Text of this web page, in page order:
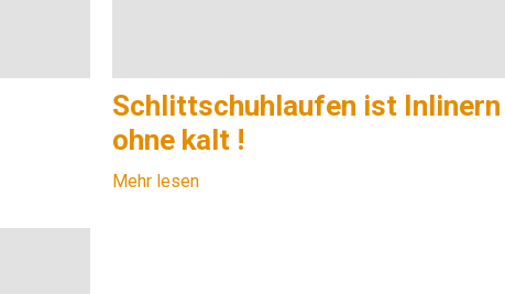
Schlittschuhlaufen ist Inlinern
ohne kalt !
Mehr lesen